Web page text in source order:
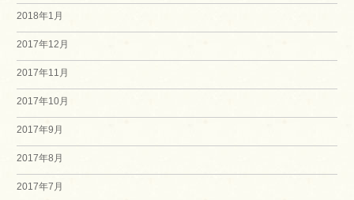
2018年1月
2017年12月
2017年11月
2017年10月
2017年9月
2017年8月
2017年7月